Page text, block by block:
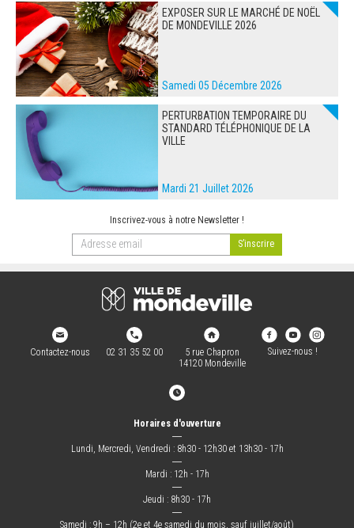
EXPOSER SUR LE MARCHÉ DE NOËL
DE MONDEVILLE 2026
Samedi 05 Décembre 2026
PERTURBATION TEMPORAIRE DU
STANDARD TÉLÉPHONIQUE DE LA
VILLE
Mardi 21 Juillet 2026
Inscrivez-vous à notre Newsletter !
Contactez-nous 02 31 35 52 00
5 rue Chapron
14120 Mondeville
Suivez-nous !
Horaires d'ouverture
―
Lundi, Mercredi, Vendredi : 8h30 - 12h30 et 13h30 - 17h
―
Mardi : 12h - 17h
―
Jeudi : 8h30 - 17h
―
Samedi : 9h – 12h (2e et 4e samedi du mois, sauf juillet/août)